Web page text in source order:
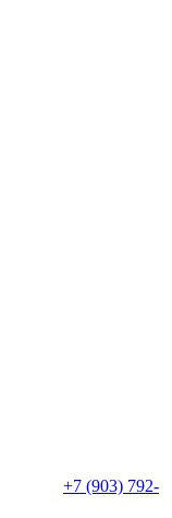
+7 (903) 792-